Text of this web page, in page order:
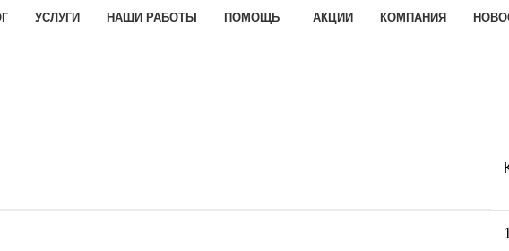
УСЛУГИ НАШИ РАБОТЫ ПОМОЩЬ АКЦИИ КОМПАНИЯ